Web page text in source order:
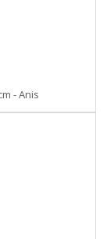
- Anis